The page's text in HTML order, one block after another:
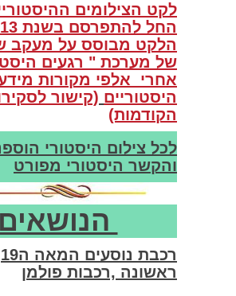
לקט הצילומים
הלקט מבוסס על מעקב
של מערכת " רגעים
אחרי אלפי מקורות
היסטוריים (קישור
הקודמות)
לכל צילום היסטורי
והקשר היסטורי מפורט
הנושאים
ראשונה ,רכבות פולמן